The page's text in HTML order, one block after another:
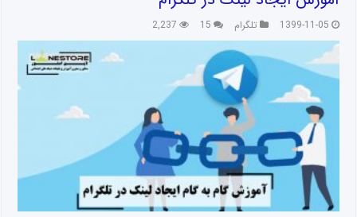
1399-11-05 تلگرام 15
2,237